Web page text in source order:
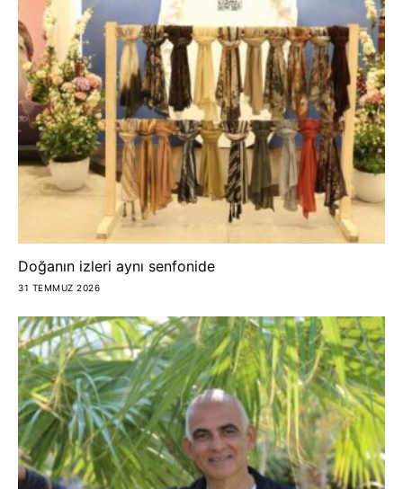
Doğanın izleri aynı senfonide
31 TEMMUZ 2026